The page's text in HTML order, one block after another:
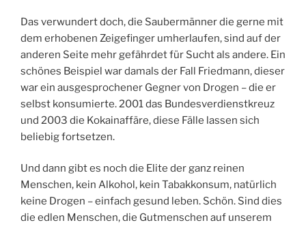
Das verwundert doch, die Saubermänner die gerne mit
dem erhobenen Zeigefinger umherlaufen, sind auf der
anderen Seite mehr gefährdet für Sucht als andere. Ein
schönes Beispiel war damals der Fall Friedmann, dieser
war ein ausgesprochener Gegner von Drogen – die er
selbst konsumierte. 2001 das Bundesverdienstkreuz
und 2003 die Kokainaffäre, diese Fälle lassen sich
beliebig fortsetzen.
Und dann gibt es noch die Elite der ganz reinen
Menschen, kein Alkohol, kein Tabakkonsum, natürlich
keine Drogen – einfach gesund leben. Schön. Sind dies
die edlen Menschen, die Gutmenschen auf unserem